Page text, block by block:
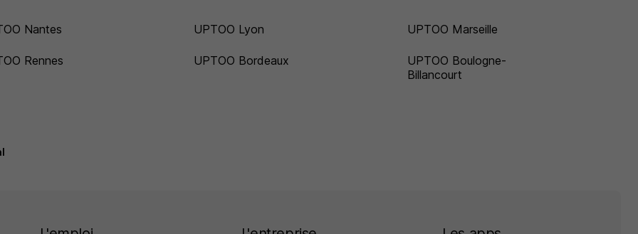
Nantes UPTOO Lyon UPTOO Marseille
Rennes UPTOO Bordeaux
UPTOO Boulogne-
Billancourt